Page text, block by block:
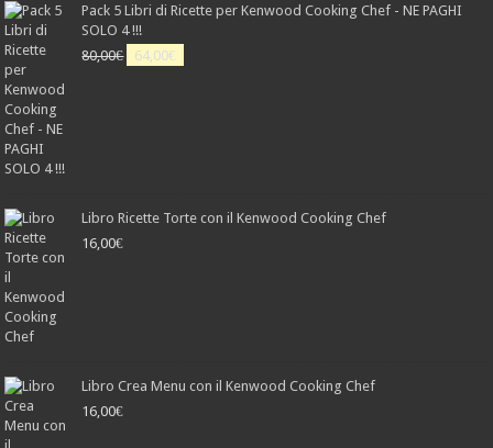
Pack 5 Libri di Ricette per Kenwood Cooking Chef - NE PAGHI
SOLO 4 !!!
80,00€ 64,00€
Libro Ricette Torte con il Kenwood Cooking Chef
16,00€
Libro Crea Menu con il Kenwood Cooking Chef
16,00€